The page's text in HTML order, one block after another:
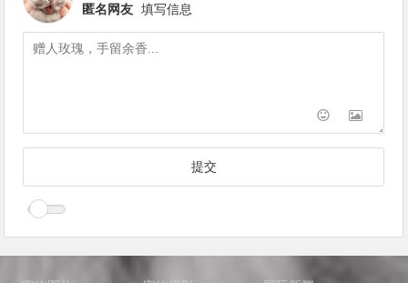
匿名网友 填写信息